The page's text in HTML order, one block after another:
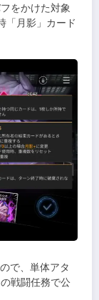
をかけた対象
「月影」カード
で、単体アタ
戦闘任務で公